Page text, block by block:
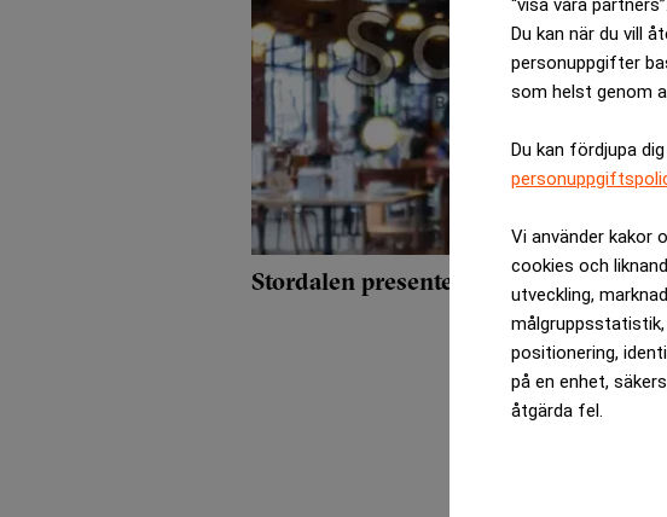
“visa våra partners”.
Du kan när du vill
personuppgifter
som helst genom
Du kan fördjupa
Vi använder kakor
cookies och
utveckling,
positionering,
på en enhet,
åtgärda fel.
Stordalen presenterar två nya